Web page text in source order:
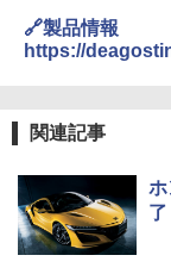
🔗製品情報
https://
関連記事
ホ
了